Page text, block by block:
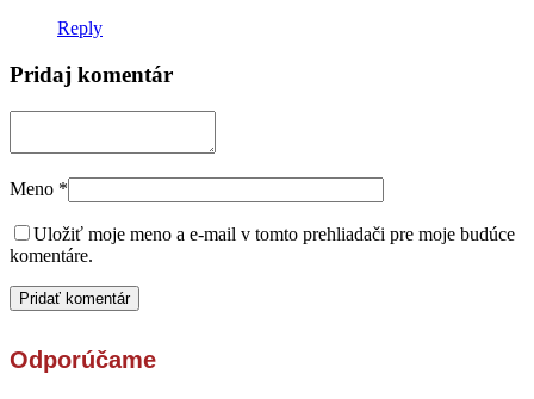
Reply
Pridaj komentár
Meno *
Uložiť moje meno a e-mail v tomto prehliadači pre moje budúce
komentáre.
Odporúčame